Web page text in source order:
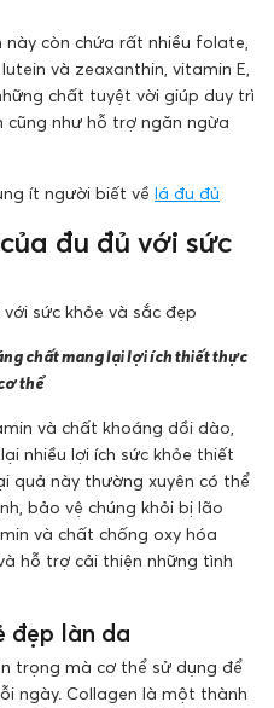
còn chứa rất nhiều folate,
và zeaxanthin, vitamin E,
chất tuyệt vời giúp duy trì
cũng như hỗ trợ ngăn ngừa
ít người biết về lá đu đủ
đu đủ với sức
chất mang lại lợi ích thiết thực
thể
và chất khoáng dồi dào,
nhiều lợi ích sức khỏe thiết
quả này thường xuyên có thể
bảo vệ chúng khỏi bị lão
và chất chống oxy hóa
hỗ trợ cải thiện những tình
đẹp làn da
trọng mà cơ thể sử dụng để
ngày. Collagen là một thành